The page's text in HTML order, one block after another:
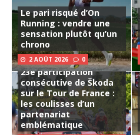
Le pari risqué d’On
Running : vendre une
sensation plutôt qu’un
chrono
2 AOÛT 2026 0
23e participation
consécutive de Škoda
sur le Tour de France :
les coulisses d’un
partenariat
emblématique